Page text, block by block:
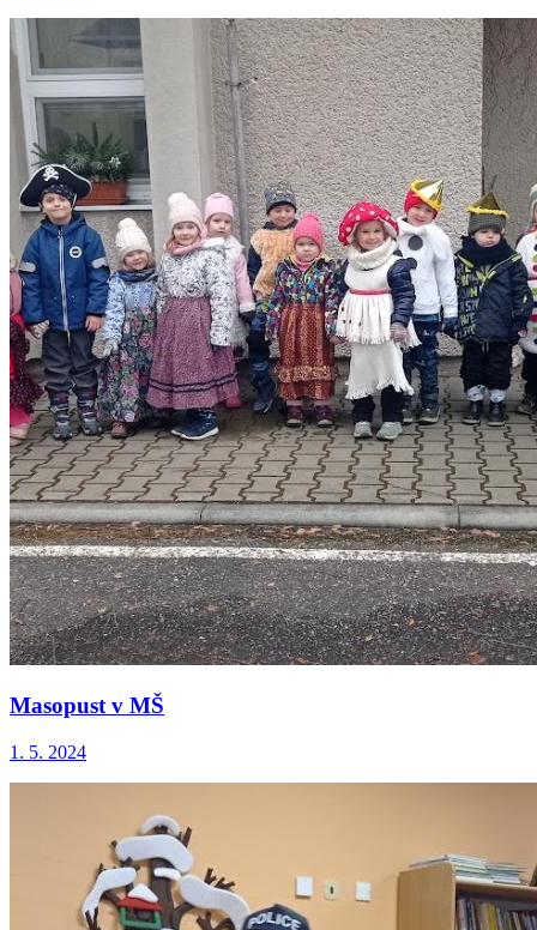
Masopust v MŠ
1. 5. 2024